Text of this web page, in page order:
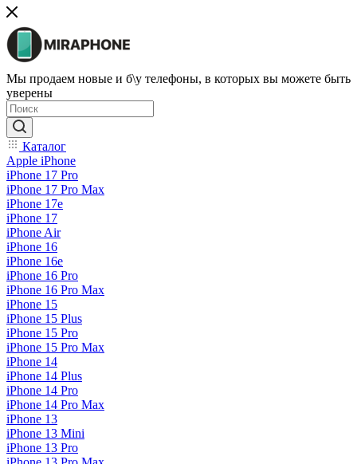
Мы продаем новые и б\у телефоны, в которых вы можете быть
уверены
Каталог
Apple iPhone
iPhone 17 Pro
iPhone 17 Pro Max
iPhone 17e
iPhone 17
iPhone Air
iPhone 16
iPhone 16e
iPhone 16 Pro
iPhone 16 Pro Max
iPhone 15
iPhone 15 Plus
iPhone 15 Pro
iPhone 15 Pro Max
iPhone 14
iPhone 14 Plus
iPhone 14 Pro
iPhone 14 Pro Max
iPhone 13
iPhone 13 Mini
iPhone 13 Pro